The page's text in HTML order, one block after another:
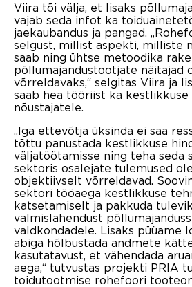
Viira tõi välja, et lisaks
vajab seda infot ka
jaekaubandus ja pangad.
selgust, millist aspekti, milliste
saab ning ühtse metoodika
põllumajandustootjate näitajad
võrreldavaks,“ selgitas Viira ja
saab hea tööriist ka kestlikkuse
nõustajatele.
„Iga ettevõtja üksinda ei saa
tõttu panustada kestlikkuse
väljatöötamisse ning teha seda
sektoris osalejate tulemused
objektiivselt võrreldavad.
sektori tööaega kestlikkuse
katsetamiselt ja pakkuda
valmislahendust
valdkondadele. Lisaks püüame
abiga hõlbustada andmete
kasutatavust, et vähendada
aega,“ tutvustas projekti PRIA
toidutootmise rohefoori